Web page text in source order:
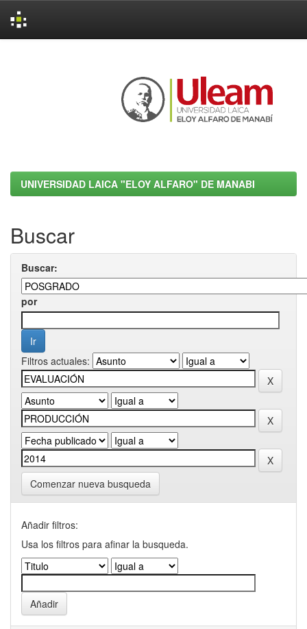
UNIVERSIDAD LAICA "ELOY ALFARO" DE MANABI
Buscar
Buscar:
por
Filtros actuales:
Comenzar nueva busqueda
Añadir filtros:
Usa los filtros para afinar la busqueda.